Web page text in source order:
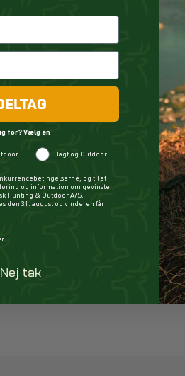
for? Vælg én
Jagt og Outdoor
og til at
og information om gevinster
Hunting & Outdoor A/S.
den 31. august og vinderen får
Nej tak